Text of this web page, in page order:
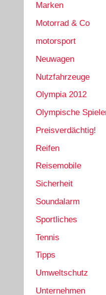
Marken
Motorrad & Co
motorsport
Neuwagen
Nutzfahrzeuge
Olympia 2012
Olympische
Preisverdächtig!
Reifen
Reisemobile
Sicherheit
Soundalarm
Sportliches
Tennis
Tipps
Umweltschutz
Unternehmen